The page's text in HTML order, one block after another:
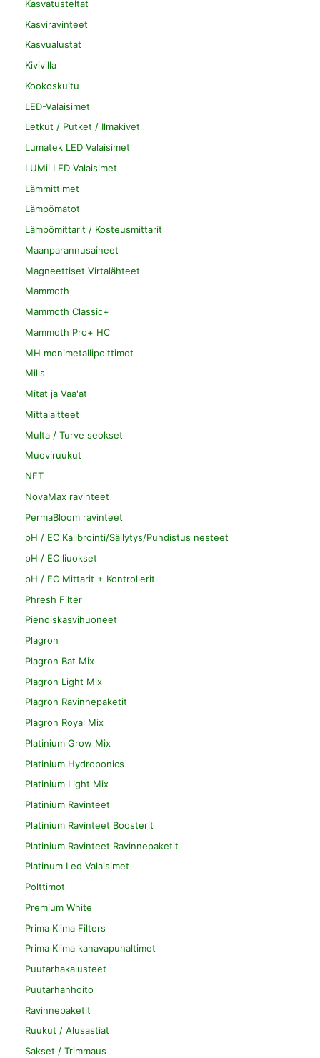
Kasvatusteltat
Kasviravinteet
Kasvualustat
Kivivilla
Kookoskuitu
LED-Valaisimet
Letkut / Putket / Ilmakivet
Lumatek LED Valaisimet
LUMii LED Valaisimet
Lämmittimet
Lämpömatot
Lämpömittarit / Kosteusmittarit
Maanparannusaineet
Magneettiset Virtalähteet
Mammoth
Mammoth Classic+
Mammoth Pro+ HC
MH monimetallipolttimot
Mills
Mitat ja Vaa'at
Mittalaitteet
Multa / Turve seokset
Muoviruukut
NFT
NovaMax ravinteet
PermaBloom ravinteet
pH / EC Kalibrointi/Säilytys/Puhdistus nesteet
pH / EC liuokset
pH / EC Mittarit + Kontrollerit
Phresh Filter
Pienoiskasvihuoneet
Plagron
Plagron Bat Mix
Plagron Light Mix
Plagron Ravinnepaketit
Plagron Royal Mix
Platinium Grow Mix
Platinium Hydroponics
Platinium Light Mix
Platinium Ravinteet
Platinium Ravinteet Boosterit
Platinium Ravinteet Ravinnepaketit
Platinum Led Valaisimet
Polttimot
Premium White
Prima Klima Filters
Prima Klima kanavapuhaltimet
Puutarhakalusteet
Puutarhanhoito
Ravinnepaketit
Ruukut / Alusastiat
Sakset / Trimmaus